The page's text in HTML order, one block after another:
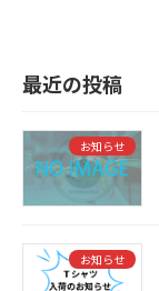
最近の投稿
お知らせ
お知らせ